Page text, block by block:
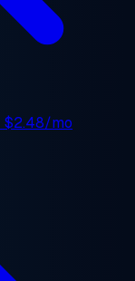
$2.48/mo